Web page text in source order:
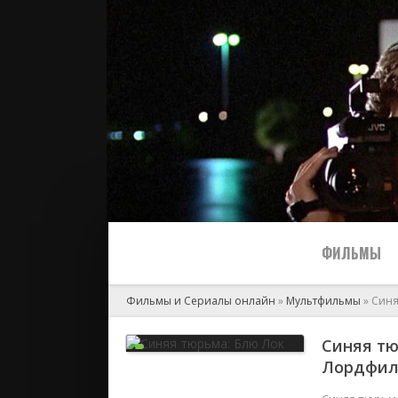
ФИЛЬМЫ
2024
Фильмы и Сериалы онлайн » Мультфильмы »
Синяя